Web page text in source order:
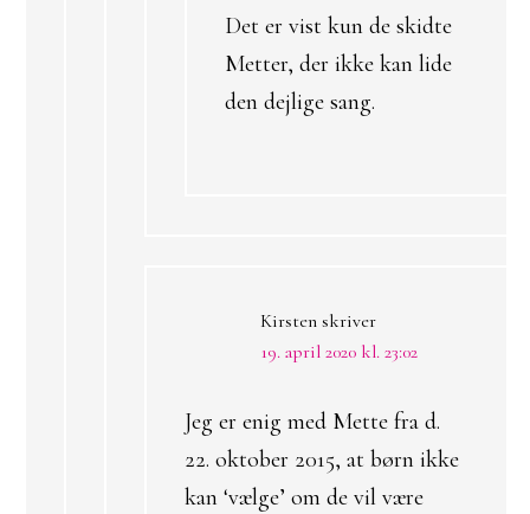
Det er vist kun de skidte
Metter, der ikke kan lide
den dejlige sang.
Kirsten skriver
19. april 2020 kl. 23:02
Jeg er enig med Mette fra d.
22. oktober 2015, at børn ikke
kan ‘vælge’ om de vil være